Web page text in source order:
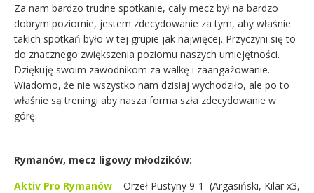
Za nam bardzo trudne spotkanie, cały mecz był na bardzo
dobrym poziomie, jestem zdecydowanie za tym, aby właśnie
takich spotkań było w tej grupie jak najwięcej. Przyczyni się to
do znacznego zwiększenia poziomu naszych umiejętności.
Dziękuję swoim zawodnikom za walkę i zaangażowanie.
Wiadomo, że nie wszystko nam dzisiaj wychodziło, ale po to
właśnie są treningi aby nasza forma szła zdecydowanie w
górę.
Rymanów, mecz ligowy młodzików:
Aktiv Pro Rymanów – Orzeł Pustyny 9-1 (Argasiński, Kilar x3,